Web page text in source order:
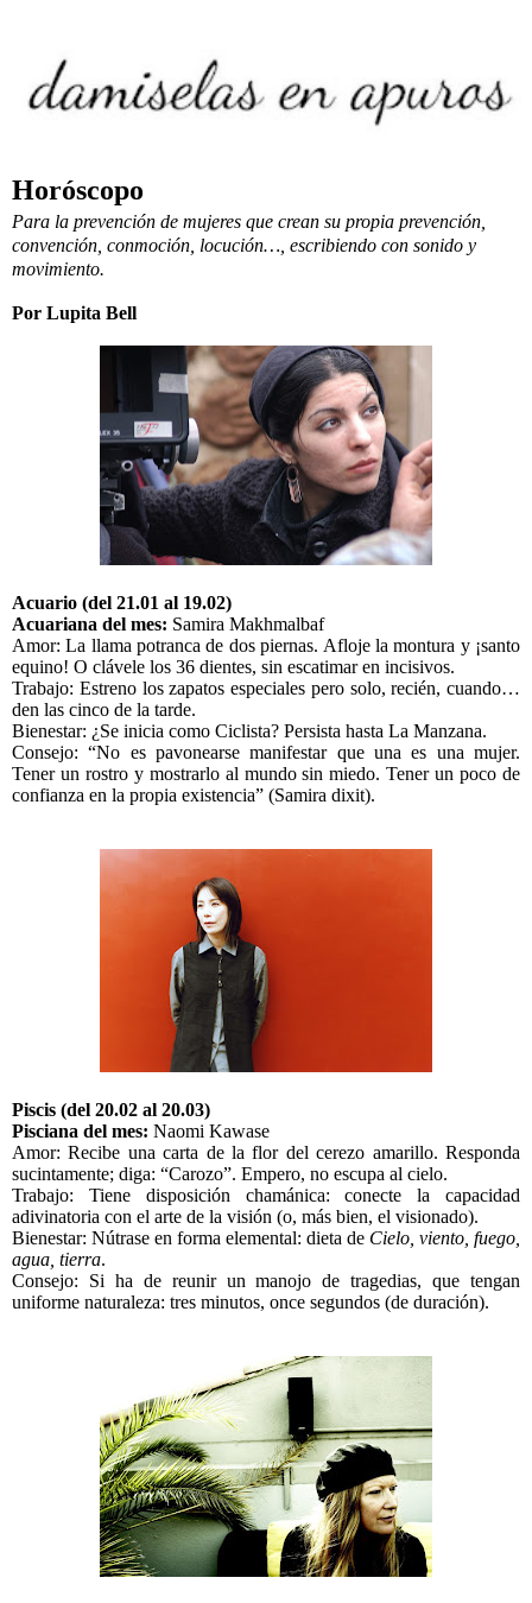
Horóscopo
Para la prevención de mujeres que crean su propia prevención,
convención, conmoción, locución…, escribiendo con sonido y
movimiento.
Por Lupita Bell
Acuario (del 21.01 al 19.02)
Acuariana del mes: Samira Makhmalbaf
Amor: La llama potranca de dos piernas. Afloje la montura y ¡santo
equino! O clávele los 36 dientes, sin escatimar en incisivos.
Trabajo: Estreno los zapatos especiales pero solo, recién, cuando…
den las cinco de la tarde.
Bienestar: ¿Se inicia como Ciclista? Persista hasta La Manzana.
Consejo: “No es pavonearse manifestar que una es una mujer.
Tener un rostro y mostrarlo al mundo sin miedo. Tener un poco de
confianza en la propia existencia” (Samira dixit).
Piscis (del 20.02 al 20.03)
Pisciana del mes: Naomi Kawase
Amor: Recibe una carta de la flor del cerezo amarillo. Responda
sucintamente; diga: “Carozo”. Empero, no escupa al cielo.
Trabajo: Tiene disposición chamánica: conecte la capacidad
adivinatoria con el arte de la visión (o, más bien, el visionado).
Bienestar: Nútrase en forma elemental: dieta de Cielo, viento, fuego,
agua, tierra.
Consejo: Si ha de reunir un manojo de tragedias, que tengan
uniforme naturaleza: tres minutos, once segundos (de duración).